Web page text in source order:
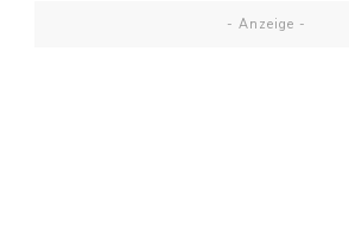
- Anzeige -